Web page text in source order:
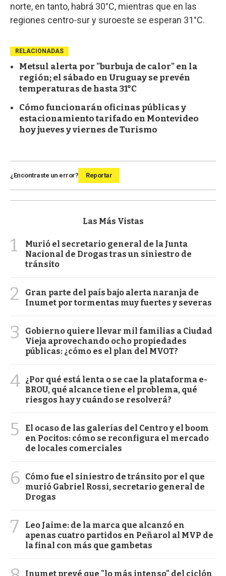
norte, en tanto, habrá 30°C, mientras que en las
regiones centro-sur y suroeste se esperan 31°C.
RELACIONADAS
Metsul alerta por "burbuja de calor" en la
región; el sábado en Uruguay se prevén
temperaturas de hasta 31°C
Cómo funcionarán oficinas públicas y
estacionamiento tarifado en Montevideo
hoy jueves y viernes de Turismo
¿Encontraste un error? Reportar
Las Más Vistas
1
Murió el secretario general de la Junta
Nacional de Drogas tras un siniestro de
tránsito
2
Gran parte del país bajo alerta naranja de
Inumet por tormentas muy fuertes y severas
3
Gobierno quiere llevar mil familias a Ciudad
Vieja aprovechando ocho propiedades
públicas: ¿cómo es el plan del MVOT?
4 ¿Por qué está lenta o se cae la plataforma e-
BROU, qué alcance tiene el problema, qué
riesgos hay y cuándo se resolverá?
5
El ocaso de las galerías del Centro y el boom
en Pocitos: cómo se reconfigura el mercado
de locales comerciales
6
Cómo fue el siniestro de tránsito por el que
murió Gabriel Rossi, secretario general de
Drogas
7
Leo Jaime: de la marca que alcanzó en
apenas cuatro partidos en Peñarol al MVP de
la final con más que gambetas
Inumet prevé que "lo más intenso" del ciclón